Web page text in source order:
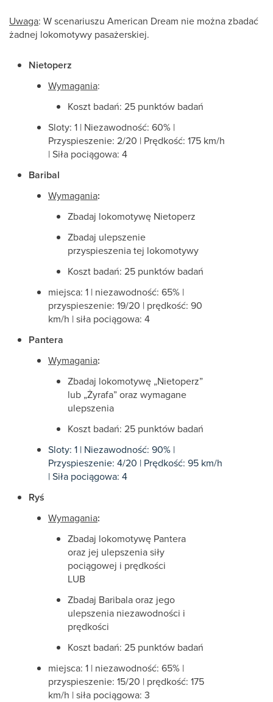
Uwaga: W scenariuszu American Dream nie można zbadać
żadnej lokomotywy pasażerskiej.
Nietoperz
Wymagania:
Koszt badań: 25 punktów badań
Sloty: 1 | Niezawodność: 60% |
Przyspieszenie: 2/20 | Prędkość: 175 km/h
| Siła pociągowa: 4
Baribal
Wymagania:
Zbadaj lokomotywę Nietoperz
Zbadaj ulepszenie
przyspieszenia tej lokomotywy
Koszt badań: 25 punktów badań
miejsca: 1 | niezawodność: 65% |
przyspieszenie: 19/20 | prędkość: 90
km/h | siła pociągowa: 4
Pantera
Wymagania:
Zbadaj lokomotywę „Nietoperz”
lub „Żyrafa” oraz wymagane
ulepszenia
Koszt badań: 25 punktów badań
Sloty: 1 | Niezawodność: 90% |
Przyspieszenie: 4/20 | Prędkość: 95 km/h
| Siła pociągowa: 4
Ryś
Wymagania:
Zbadaj lokomotywę Pantera
oraz jej ulepszenia siły
pociągowej i prędkości
LUB
Zbadaj Baribala oraz jego
ulepszenia niezawodności i
prędkości
Koszt badań: 25 punktów badań
miejsca: 1 | niezawodność: 65% |
przyspieszenie: 15/20 | prędkość: 175
km/h | siła pociągowa: 3